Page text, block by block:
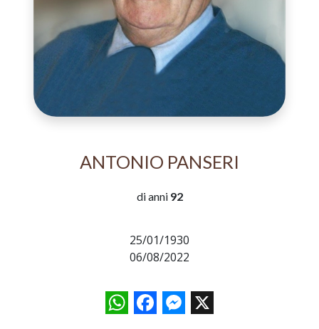
ANTONIO PANSERI
di anni 92
25/01/1930
06/08/2022
WhatsAppFacebookMessenger
X